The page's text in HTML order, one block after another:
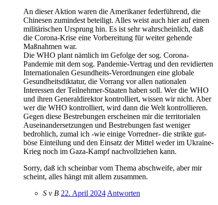
An dieser Aktion waren die Amerikaner federführend, die
Chinesen zumindest beteiligt. Alles weist auch hier auf einen
militärischen Ursprung hin. Es ist sehr wahrscheinlich, daß
die Corona-Krise eine Vorbereitung für weiter gehende
Maßnahmen war.
Die WHO plant nämlich im Gefolge der sog. Corona-
Pandemie mit dem sog. Pandemie-Vertrag und den revidierten
Internationalen Gesundheits-Verordnungen eine globale
Gesundheitsdiktatur, die Vorrang vor allen nationalen
Interessen der Teilnehmer-Staaten haben soll. Wer die WHO
und ihren Generaldirektor kontrolliert, wissen wir nicht. Aber
wer die WHO kontrolliert, wird dann die Welt kontrollieren.
Gegen diese Bestrebungen erscheinen mir die territorialen
Auseinandersetzungen und Bestrebungen fast weniger
bedrohlich, zumal ich -wie einige Vorredner- die strikte gut-
böse Einteilung und den Einsatz der Mittel weder im Ukraine-
Krieg noch im Gaza-Kampf nachvollziehen kann.
Sorry, daß ich scheinbar vom Thema abschweife, aber mir
scheint, alles hängt mit allem zusammen.
S v B 22. April 2024Antworten